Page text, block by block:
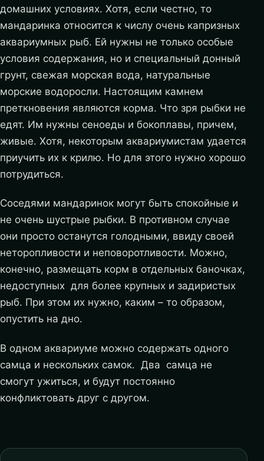
домашних условиях. Хотя, если честно, то
мандаринка относится к числу очень капризных
аквариумных рыб. Ей нужны не только особые
условия содержания, но и специальный донный
грунт, свежая морская вода, натуральные
морские водоросли. Настоящим камнем
преткновения являются корма. Что зря рыбки не
едят. Им нужны сеноеды и бокоплавы, причем,
живые. Хотя, некоторым аквариумистам удается
приучить их к крилю. Но для этого нужно хорошо
потрудиться.
Соседями мандаринок могут быть спокойные и
не очень шустрые рыбки. В противном случае
они просто останутся голодными, ввиду своей
неторопливости и неповоротливости. Можно,
конечно, размещать корм в отдельных баночках,
недоступных для более крупных и задиристых
рыб. При этом их нужно, каким – то образом,
опустить на дно.
В одном аквариуме можно содержать одного
самца и нескольких самок. Два самца не
смогут ужиться, и будут постоянно
конфликтовать друг с другом.